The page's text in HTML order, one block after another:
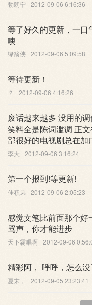
勃朗宁 2012-09-06 6:16:36
等了好久的更新，一
噢
绿箭侠 2012-09-06 5:09:58
等待更新！
？ 2012-09-06 4:16:26
废话越来越多 没用的
笑料全是陈词滥调 正
部很好的电视剧总在加
李大 2012-09-06 3:16:24
第一个报到!等更新!
佳积弟 2012-09-06 2:05:23
感觉文笔比前面那个
骂声，你才能进步
天下霸唱啊 2012-09-06
精彩阿， 呼呼，怎么
夏末， 2012-09-05 23:23:41